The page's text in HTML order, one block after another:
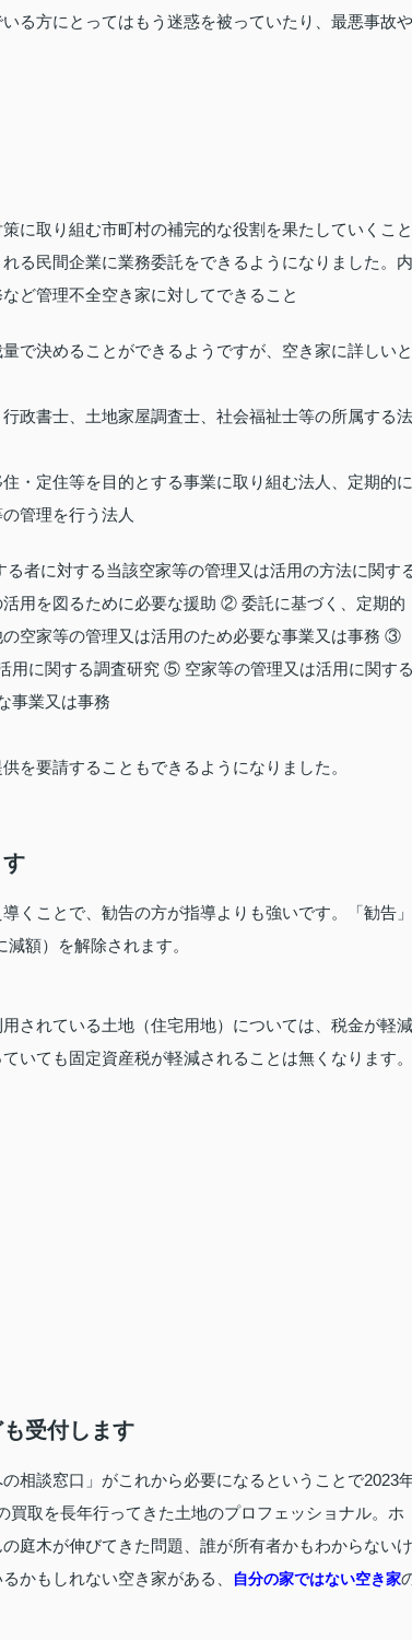
る方にとってはもう迷惑を被っていたり、最悪事故や
に取り組む市町村の補完的な役割を果たしていくこと
る民間企業に業務委託をできるようになりました。内
ど管理不全空き家に対してできること
で決めることができるようですが、空き家に詳しいと
政書士、土地家屋調査士、社会福祉士等の所属する法
・定住等を目的とする事業に取り組む法人、定期的に
管理を行う法人
者に対する当該空家等の管理又は活用の方法に関す
用を図るために必要な援助 ② 委託に基づく、定期的
空家等の管理又は活用のため必要な事業又は事務 ③
に関する調査研究 ⑤ 空家等の管理又は活用に関す
事業又は事務
を要請することもできるようになりました。
くことで、勧告の方が指導よりも強いです。「勧告」
額）を解除されます。
されている土地（住宅用地）については、税金が軽減
いても固定資産税が軽減されることは無くなります。
受付します
相談窓口」がこれから必要になるということで2023
買取を長年行ってきた土地のプロフェッショナル。ホ
庭木が伸びてきた問題、誰が所有者かもわからないけ
かもしれない空き家がある、
自分の家ではない空き家